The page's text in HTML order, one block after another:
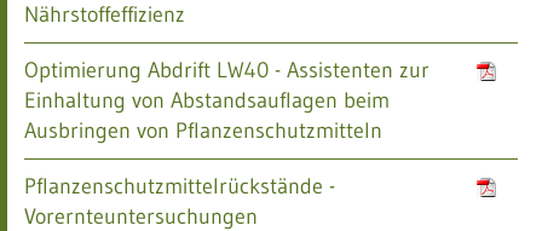
Nährstoffeffizienz
Optimierung Abdrift LW40 - Assistenten zur
Einhaltung von Abstandsauflagen beim
Ausbringen von Pflanzenschutzmitteln
Pflanzenschutzmittelrückstände -
Vorernteuntersuchungen